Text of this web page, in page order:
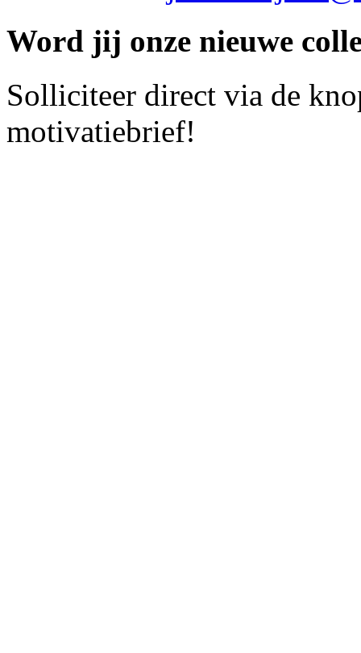
Word jij onze nieuwe
Solliciteer direct via de
motivatiebrief!